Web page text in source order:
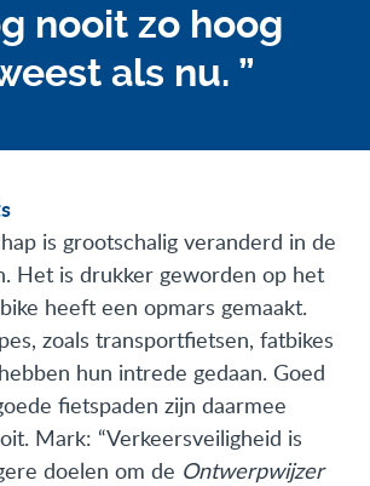
nooit zo hoog
als nu. ”
is grootschalig veranderd in de
Het is drukker geworden op het
heeft een opmars gemaakt.
zoals transportfietsen, fatbikes
hun intrede gedaan. Goed
fietspaden zijn daarmee
Mark: “Verkeersveiligheid is
doelen om de Ontwerpwijzer